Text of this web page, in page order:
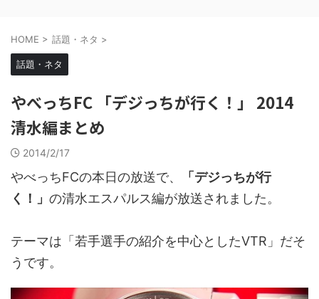
HOME > 話題・ネタ >
話題・ネタ
やべっちFC 「デジっちが行く！」 2014
清水編まとめ
2014/2/17
やべっちFCの本日の放送で、
「デジっちが行
く！」 の清水エスパルス編が放送されました。
テーマは「若手選手の紹介を中心としたVTR」だそ
うです。